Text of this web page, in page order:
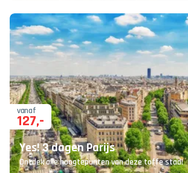
vanaf
127,-
Yes! 3 dagen Parijs
Ontdek alle hoogtepunten van deze toffe stad!